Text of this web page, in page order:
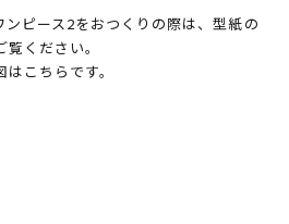
ピース2をおつくりの際は、型紙の
ください。
こちらです。